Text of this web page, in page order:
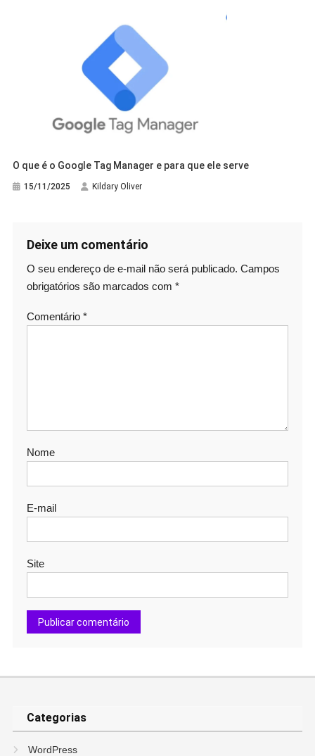
O que é o Google Tag Manager e para que ele serve
15/11/2025 Kildary Oliver
Deixe um comentário
O seu endereço de e-mail não será publicado. Campos
obrigatórios são marcados com *
Comentário *
Nome
E-mail
Site
Categorias
WordPress